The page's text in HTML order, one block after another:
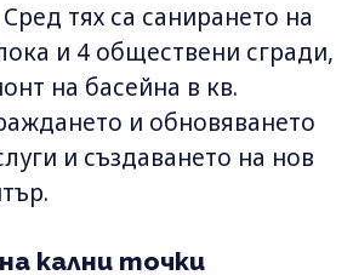
тях са санирането на
и 4 обществени сгради,
на басейна в кв.
и обновяването
и създаването на нов
кални точки